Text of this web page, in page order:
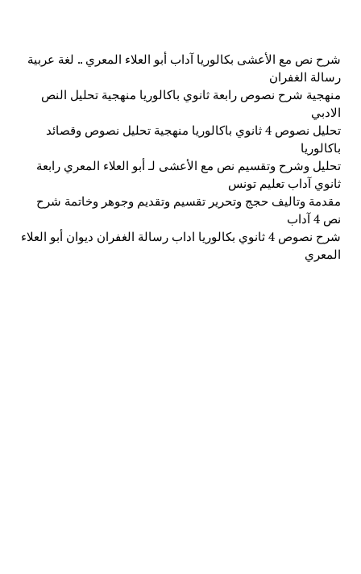
شرح نص مع الأعشى بكالوريا آداب أبو العلاء المعري .. لغة عربية
رسالة الغفران
منهجية شرح نصوص رابعة ثانوي باكالوريا منهجية تحليل النص
الادبي
تحليل نصوص 4 ثانوي باكالوريا منهجية تحليل نصوص وقصائد
باكالوريا
تحليل وشرح وتقسيم نص مع الأعشى لـ أبو العلاء المعري رابعة
ثانوي آداب تعليم تونس
مقدمة وتاليف حجج وتحرير تقسيم وتقديم وجوهر وخاتمة شرح
نص 4 آداب
شرح نصوص 4 ثانوي بكالوريا اداب رسالة الغفران ديوان أبو العلاء
المعري